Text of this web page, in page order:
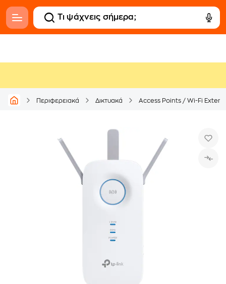
Περιφερειακά Δικτυακά Access Points / Wi-Fi